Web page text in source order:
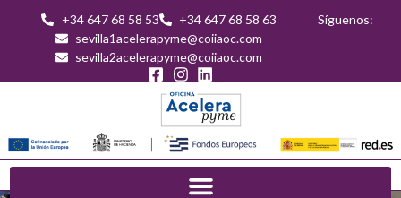
+34 647 68 58 53
+34 647 68 58 63
sevilla1acelerapyme@coiiaoc.com
sevilla2acelerapyme@coiiaoc.com
Síguenos: